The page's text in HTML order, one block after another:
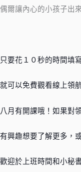
偶爾讓內心的小孩子出
只要花１０秒的時間填
就可以免費觀看線上領
八月有開課哦！如果對
有興趣想要了解更多，
歡迎於上班時間和小秘